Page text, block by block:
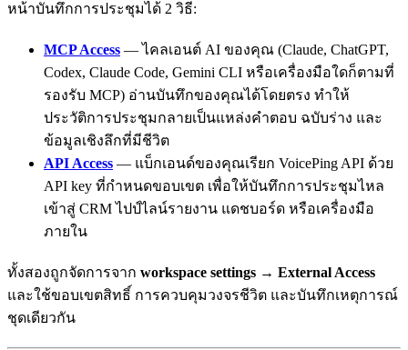
หน้าบันทึกการประชุมได้ 2 วิธี:
MCP Access — ไคลเอนต์ AI ของคุณ (Claude, ChatGPT,
Codex, Claude Code, Gemini CLI หรือเครื่องมือใดก็ตามที่
รองรับ MCP) อ่านบันทึกของคุณได้โดยตรง ทำให้
ประวัติการประชุมกลายเป็นแหล่งคำตอบ ฉบับร่าง และ
ข้อมูลเชิงลึกที่มีชีวิต
API Access — แบ็กเอนด์ของคุณเรียก VoicePing API ด้วย
API key ที่กำหนดขอบเขต เพื่อให้บันทึกการประชุมไหล
เข้าสู่ CRM ไปป์ไลน์รายงาน แดชบอร์ด หรือเครื่องมือ
ภายใน
ทั้งสองถูกจัดการจาก workspace settings → External Access
และใช้ขอบเขตสิทธิ์ การควบคุมวงจรชีวิต และบันทึกเหตุการณ์
ชุดเดียวกัน